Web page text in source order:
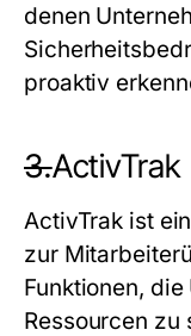
denen
proaktiv
3.ActivTrak
ActivTrak ist
zur
Funktionen,
Ressourcen